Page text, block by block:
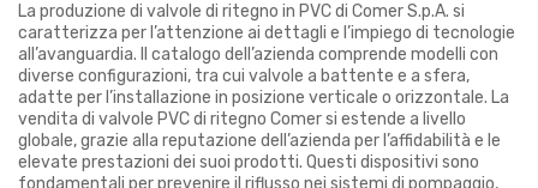
La produzione di valvole di ritegno in PVC di Comer S.p.A. si
caratterizza per l’attenzione ai dettagli e l’impiego di tecnologie
all’avanguardia. Il catalogo dell’azienda comprende modelli con
diverse configurazioni, tra cui valvole a battente e a sfera,
adatte per l’installazione in posizione verticale o orizzontale. La
vendita di valvole PVC di ritegno Comer si estende a livello
globale, grazie alla reputazione dell’azienda per l’affidabilità e le
elevate prestazioni dei suoi prodotti. Questi dispositivi sono
fondamentali per prevenire il riflusso nei sistemi di pompaggio,